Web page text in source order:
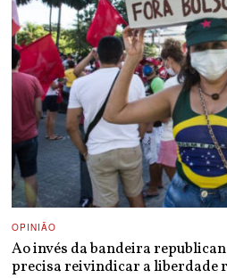
OPINIÃO
Ao invés da bandeira
precisa reivindicar a liberdade